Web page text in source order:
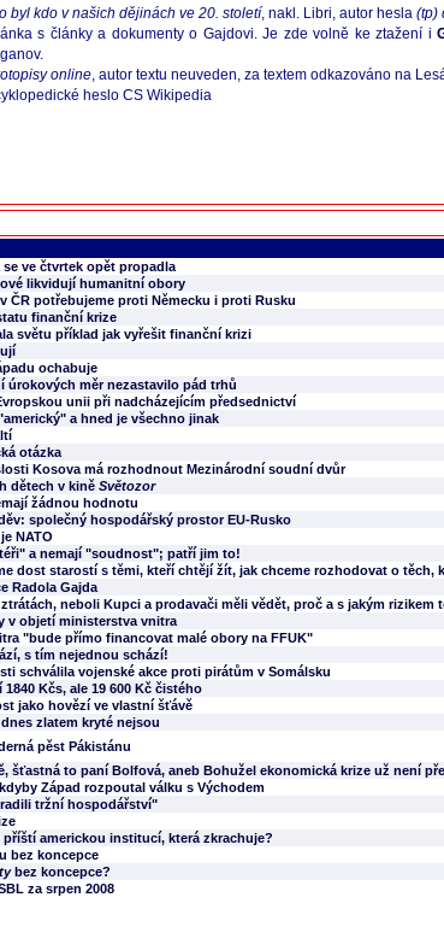
byl kdo v našich dějinách ve 20. století, nakl. Libri, autor hesla (tp)
s články a dokumenty o Gajdovi. Je zde volně ke ztažení i
online, autor textu neuveden, za textem odkazováno na
heslo CS Wikipedia
se ve čtvrtek opět propadla
likvidují humanitní obory
ČR potřebujeme proti Německu i proti Rusku
finanční krize
světu příklad jak vyřešit finanční krizi
ochabuje
úrokových měr nezastavilo pád trhů
unii při nadcházejícím předsednictví
a hned je všechno jinak
otázka
Kosova má rozhodnout Mezinárodní soudní dvůr
dětech v kině Světozor
žádnou hodnotu
společný hospodářský prostor EU-Rusko
NATO
a nemají "soudnost"; patří jim to!
dost starostí s těmi, kteří chtějí žít, jak chceme rozhodovat o těch,
Radola Gajda
neboli Kupci a prodavači měli vědět, proč a s jakým rizikem
v objetí ministerstva vnitra
"bude přímo financovat malé obory na FFUK"
s tím nejednou schází!
schválila vojenské akce proti pirátům v Somálsku
Kčs, ale 19 600 Kč čistého
jako hovězí ve vlastní šťávě
zlatem kryté nejsou
pěst Pákistánu
šťastná to paní Bolfová, aneb Bohužel ekonomická krize už není
Západ rozpoutal válku s Východem
tržní hospodářství"
příští americkou institucí, která zkrachuje?
bez koncepce
bez koncepce?
za srpen 2008